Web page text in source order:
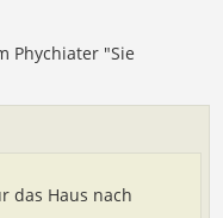
Phychiater "Sie
das Haus nach